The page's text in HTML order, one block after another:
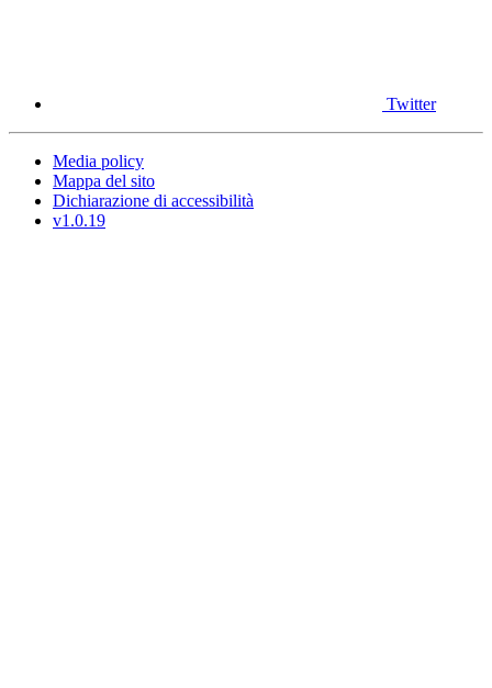
Twitter
Media policy
Mappa del sito
Dichiarazione di accessibilità
v1.0.19